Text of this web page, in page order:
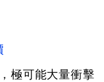
極可能大量衝擊